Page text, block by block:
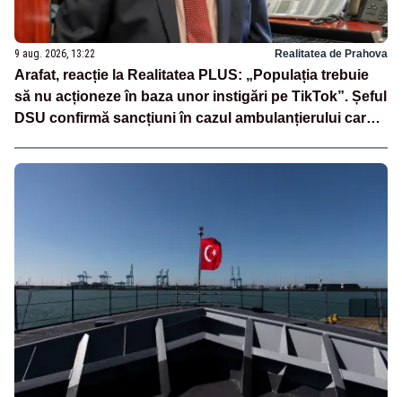
9 aug. 2026, 13:22 Realitatea de Prahova
Arafat, reacție la Realitatea PLUS: „Populația trebuie
să nu acționeze în baza unor instigări pe TikTok”. Șeful
DSU confirmă sancțiuni în cazul ambulanțierului care a